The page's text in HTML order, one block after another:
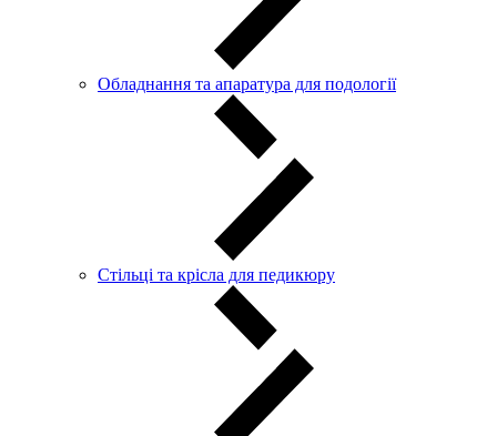
Обладнання та апаратура для подології
Стільці та крісла для педикюру